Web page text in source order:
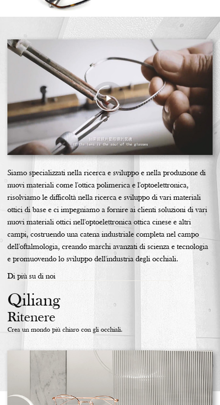
Siamo specializzati nella ricerca e sviluppo e nella produzione di
nuovi materiali come l'ottica polimerica e l'optoelettronica,
risolviamo le difficoltà nella ricerca e sviluppo di vari materiali
ottici di base e ci impegniamo a fornire ai clienti soluzioni di vari
nuovi materiali ottici nell'optoelettronica ottica cinese e altri
campi, costruendo una catena industriale completa nel campo
dell'oftalmologia, creando marchi avanzati di scienza e tecnologia
e promuovendo lo sviluppo dell'industria degli occhiali.
Di più su di noi
Qiliang
Ritenere
Crea un mondo più chiaro con gli occhiali.